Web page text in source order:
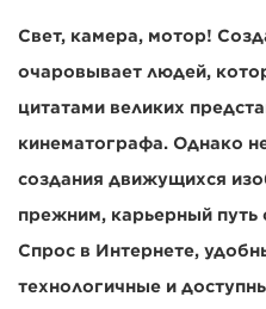
Свет, камера, мотор!
очаровывает людей,
цитатами великих
кинематографа. Однако
создания движущихся
прежним, карьерный путь
Спрос в Интернете,
технологичные и